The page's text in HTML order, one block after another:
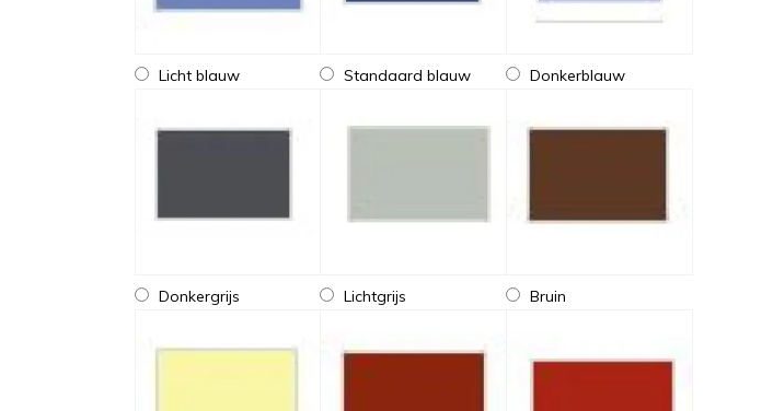
Licht blauw Standaard blauw Donkerblauw
Donkergrijs Lichtgrijs Bruin